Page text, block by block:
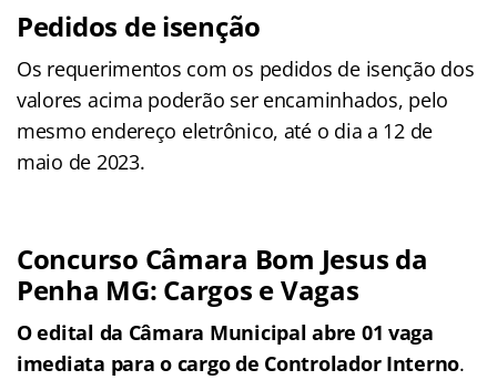
Pedidos de isenção
Os requerimentos com os pedidos de isenção dos
valores acima poderão ser encaminhados, pelo
mesmo endereço eletrônico, até o dia a 12 de
maio de 2023.
Concurso Câmara Bom Jesus da
Penha MG: Cargos e Vagas
O edital da Câmara Municipal abre 01 vaga
imediata para o cargo de Controlador Interno.